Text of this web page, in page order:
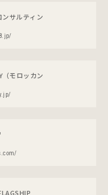
サルティン
（モロッカン